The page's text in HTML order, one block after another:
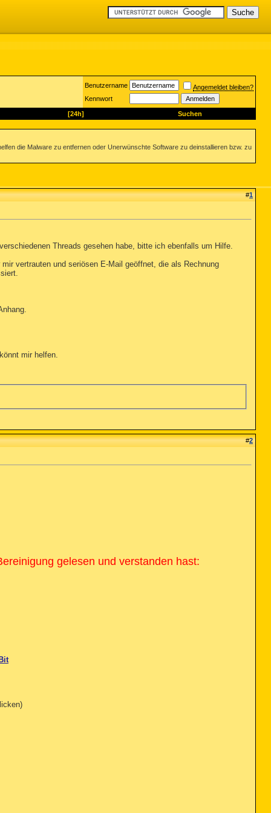
Benutzername
Angemeldet bleiben?
Kennwort
[24h] Suchen
die Malware zu entfernen oder Unerwünschte Software zu deinstallieren bzw. zu
#1
Threads gesehen habe, bitte ich ebenfalls um Hilfe.
vertrauten und seriösen E-Mail geöffnet, die als Rechnung
mir helfen.
#2
gelesen und verstanden hast: